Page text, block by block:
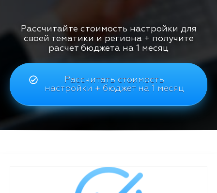
Рассчитайте стоимость настройки для
своей тематики и региона + получите
расчет бюджета на 1 месяц
Рассчитать стоимость
настройки + бюджет на 1 месяц